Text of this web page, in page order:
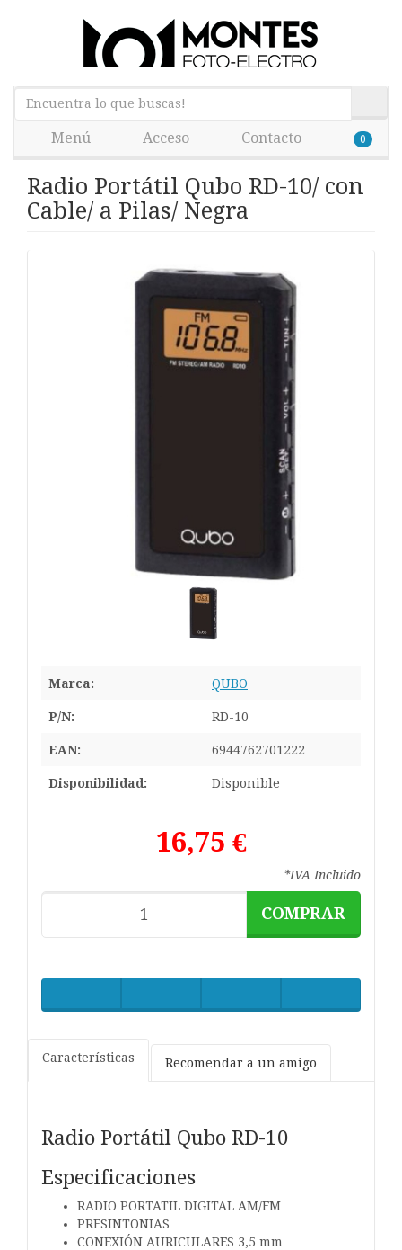
Menú Acceso Contacto 0
Radio Portátil Qubo RD-10/ con
Cable/ a Pilas/ Negra
Marca: QUBO
P/N: RD-10
EAN: 6944762701222
Disponibilidad: Disponible
16,75 €
*IVA Incluido
COMPRAR
Características Recomendar a un amigo
Radio Portátil Qubo RD-10
Especificaciones
RADIO PORTATIL DIGITAL AM/FM
PRESINTONIAS
CONEXIÓN AURICULARES 3,5 mm